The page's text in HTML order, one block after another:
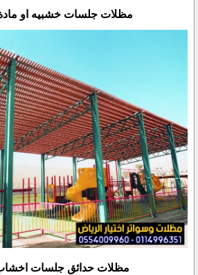
مظلات جلسات خشبيه او مادة
مظلات حدائق جلسات